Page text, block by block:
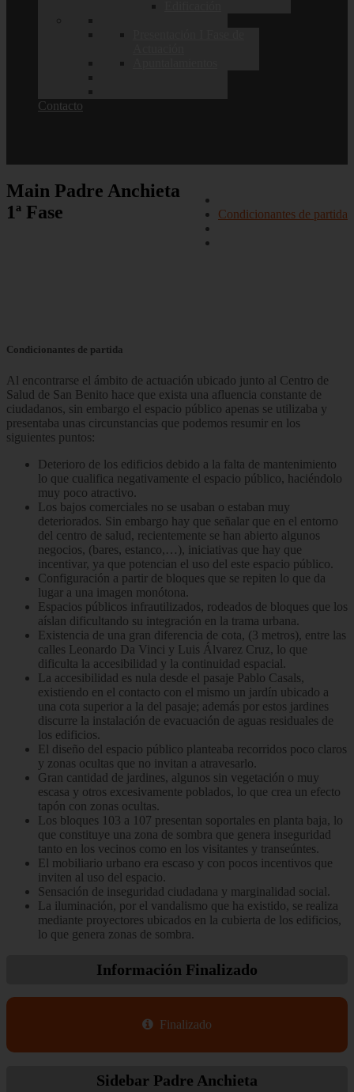
Contacto
Condicionantes de partida
Main Padre Anchieta
1ª Fase
Condicionantes de partida
Al encontrarse el ámbito de actuación ubicado junto al Centro de
Salud de San Benito hace que exista una afluencia constante de
ciudadanos, sin embargo el espacio público apenas se utilizaba y
presentaba unas circunstancias que podemos resumir en los
siguientes puntos:
Deterioro de los edificios debido a la falta de mantenimiento
lo que cualifica negativamente el espacio público, haciéndolo
muy poco atractivo.
Los bajos comerciales no se usaban o estaban muy
deteriorados. Sin embargo hay que señalar que en el entorno
del centro de salud, recientemente se han abierto algunos
negocios, (bares, estanco,…), iniciativas que hay que
incentivar, ya que potencian el uso del este espacio público.
Configuración a partir de bloques que se repiten lo que da
lugar a una imagen monótona.
Espacios públicos infrautilizados, rodeados de bloques que los
aíslan dificultando su integración en la trama urbana.
Existencia de una gran diferencia de cota, (3 metros), entre las
calles Leonardo Da Vinci y Luis Álvarez Cruz, lo que
dificulta la accesibilidad y la continuidad espacial.
La accesibilidad es nula desde el pasaje Pablo Casals,
existiendo en el contacto con el mismo un jardín ubicado a
una cota superior a la del pasaje; además por estos jardines
discurre la instalación de evacuación de aguas residuales de
los edificios.
El diseño del espacio público planteaba recorridos poco claros
y zonas ocultas que no invitan a atravesarlo.
Gran cantidad de jardines, algunos sin vegetación o muy
escasa y otros excesivamente poblados, lo que crea un efecto
tapón con zonas ocultas.
Los bloques 103 a 107 presentan soportales en planta baja, lo
que constituye una zona de sombra que genera inseguridad
tanto en los vecinos como en los visitantes y transeúntes.
El mobiliario urbano era escaso y con pocos incentivos que
inviten al uso del espacio.
Sensación de inseguridad ciudadana y marginalidad social.
La iluminación, por el vandalismo que ha existido, se realiza
mediante proyectores ubicados en la cubierta de los edificios,
lo que genera zonas de sombra.
Información Finalizado
Finalizado
Sidebar Padre Anchieta